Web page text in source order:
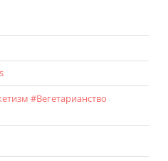
#Вегетарианство